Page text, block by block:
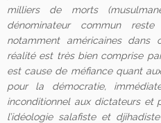
milliers de morts
dénominateur commun
notamment américaines
réalité est très bien comprise
est cause de méfiance quant
pour la démocratie,
inconditionnel aux dictateurs et
l’idéologie salafiste et